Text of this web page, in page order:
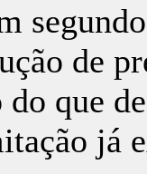
de
que
já